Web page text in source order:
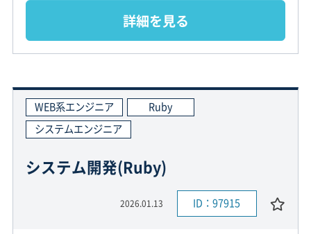
詳細を見る
WEB系エンジニア
Ruby
システムエンジニア
システム開発(Ruby)
2026.01.13 ID：97915